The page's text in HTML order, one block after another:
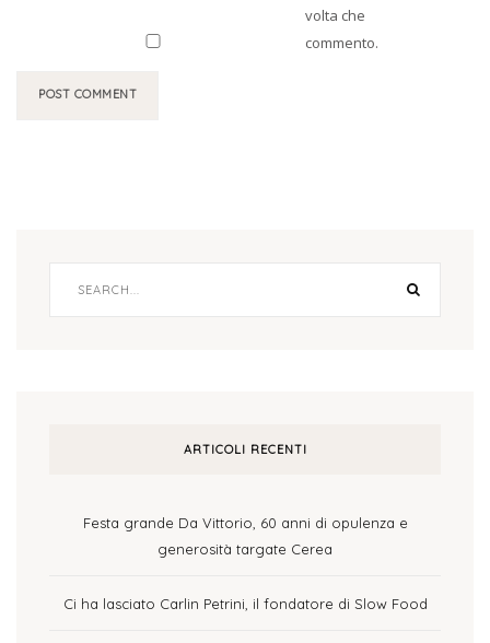
volta che
commento.
ARTICOLI RECENTI
Festa grande Da Vittorio, 60 anni di opulenza e
generosità targate Cerea
Ci ha lasciato Carlin Petrini, il fondatore di Slow Food